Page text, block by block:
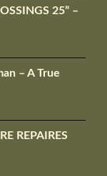
25” –
– A True
REPAIRES